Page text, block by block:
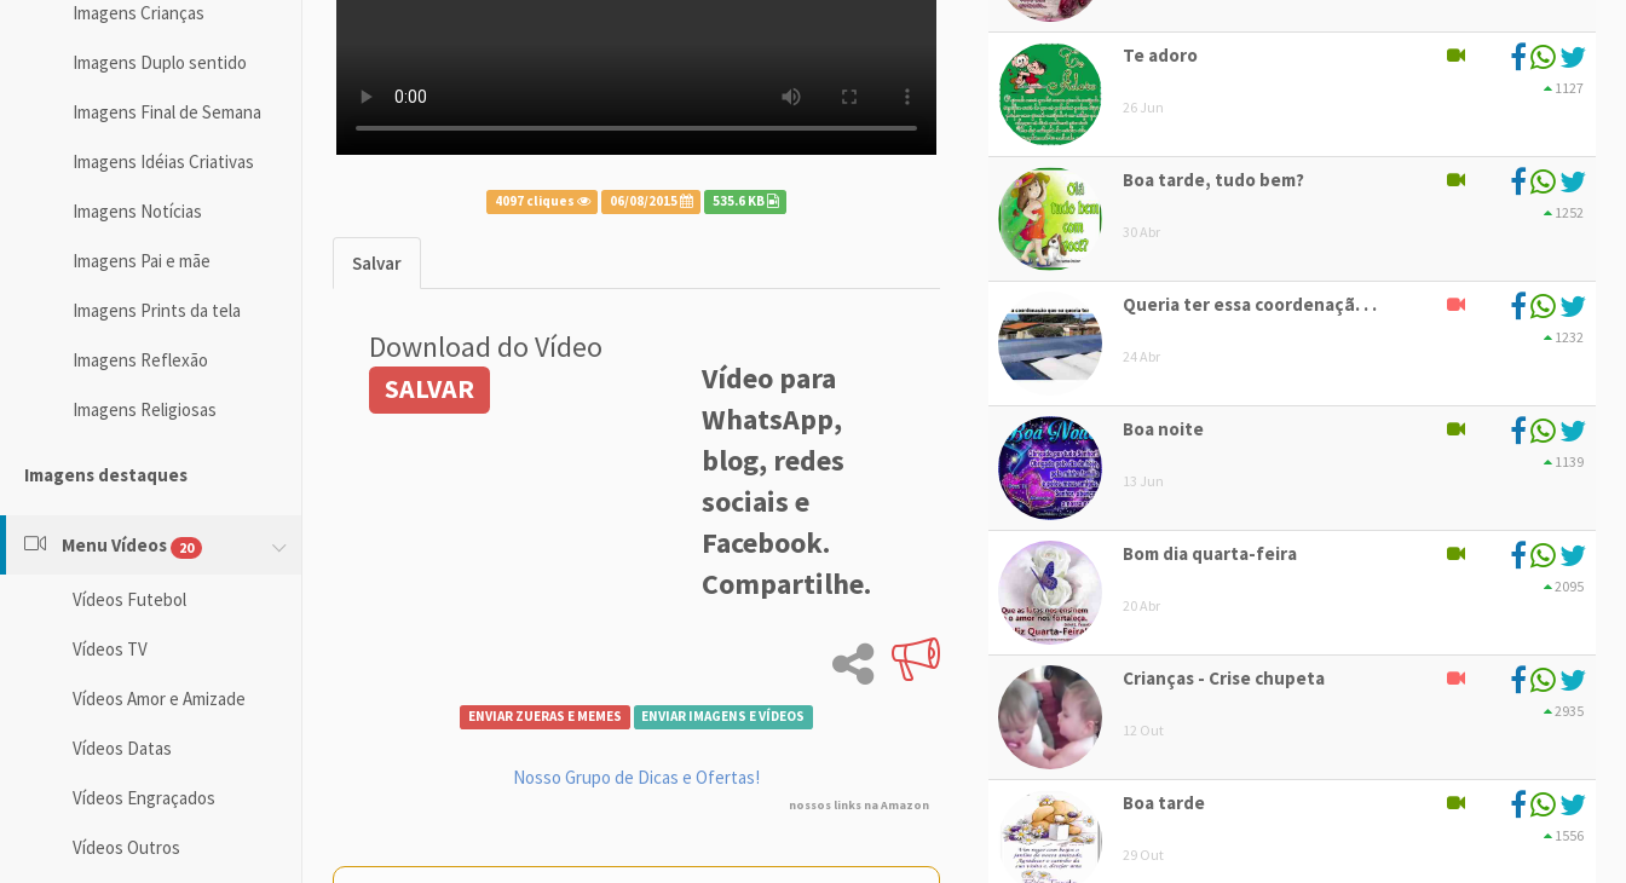
Imagens Crianças
Imagens Duplo sentido
Imagens Final de Semana
Imagens Idéias Criativas
Imagens Notícias
Imagens Pai e mãe
Imagens Prints da tela
Imagens Reflexão
Imagens Religiosas
Imagens destaques
Menu Vídeos 20
Vídeos Futebol
Vídeos TV
Vídeos Amor e Amizade
Vídeos Datas
Vídeos Engraçados
Vídeos Outros
4097 cliques 06/08/2015 535.6 KB
Salvar
Download do Vídeo
SALVAR
Vídeo para
WhatsApp,
blog, redes
sociais e
Facebook.
Compartilhe.
ENVIAR ZUERAS E MEMES ENVIAR IMAGENS E VÍDEOS
Nosso Grupo de Dicas e Ofertas!
nossos links na Amazon
Te adoro
26 Jun
1127
Boa tarde, tudo bem?
30 Abr
1252
Queria ter essa coordenaçã. . .
24 Abr
1232
Boa noite
13 Jun
1139
Bom dia quarta-feira
20 Abr
2095
Crianças - Crise chupeta
12 Out
2935
Boa tarde
29 Out
1556